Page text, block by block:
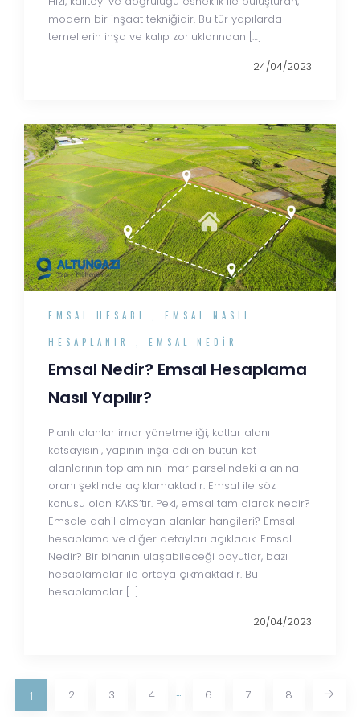
modern bir inşaat tekniğidir. Bu tür yapılarda
temellerin inşa ve kalıp zorluklarından […]
24/04/2023
EMSAL HESABI , EMSAL NASIL
HESAPLANIR , EMSAL NEDIR
Emsal Nedir? Emsal Hesaplama
Nasıl Yapılır?
Planlı alanlar imar yönetmeliği, katlar alanı
katsayısını, yapının inşa edilen bütün kat
alanlarının toplamının imar parselindeki alanına
oranı şeklinde açıklamaktadır. Emsal ile söz
konusu olan KAKS’tır. Peki, emsal tam olarak nedir?
Emsale dahil olmayan alanlar hangileri? Emsal
hesaplama ve diğer detayları açıkladık. Emsal
Nedir? Bir binanın ulaşabileceği boyutlar, bazı
hesaplamalar ile ortaya çıkmaktadır. Bu
hesaplamalar […]
20/04/2023
1 2 3 4 … 6 7 8